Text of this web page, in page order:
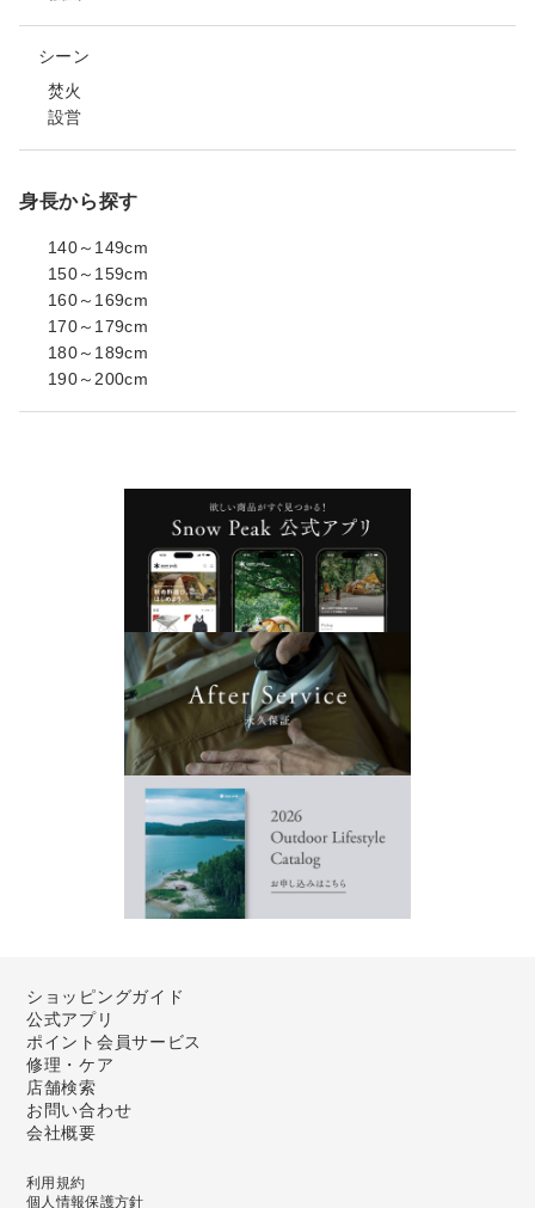
シーン
焚火
設営
身長から探す
140～149cm
150～159cm
160～169cm
170～179cm
180～189cm
190～200cm
ショッピングガイド
公式アプリ
ポイント会員サービス
修理・ケア
店舗検索
お問い合わせ
会社概要
利用規約
個人情報保護方針